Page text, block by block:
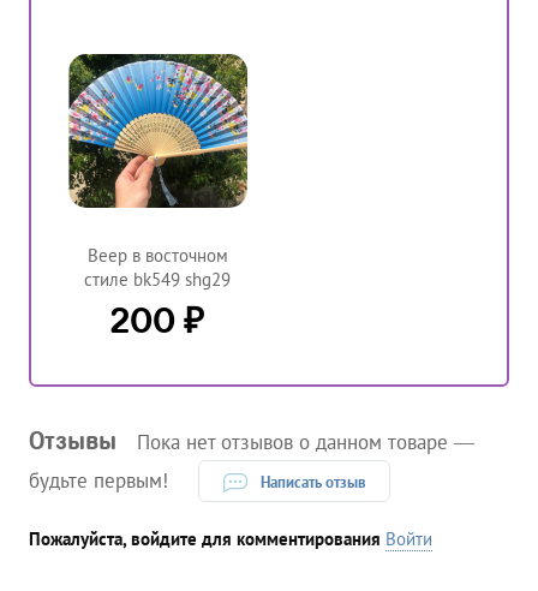
Веер в восточном
стиле bk549 shg29
200 ₽
Отзывы
Пока нет отзывов о данном товаре —
будьте первым!
Написать отзыв
Пожалуйста, войдите для комментирования Войти